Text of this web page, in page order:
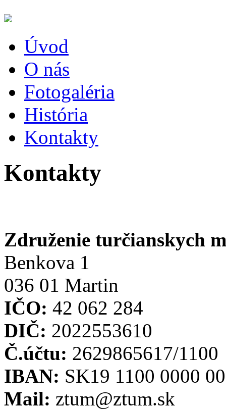
Úvod
O nás
Fotogaléria
História
Kontakty
Kontakty
Združenie turčianskych
Benkova 1
036 01 Martin
IČO: 42 062 284
DIČ: 2022553610
Č.účtu: 2629865617/1100
IBAN: SK19 1100 0000
Mail: ztum@ztum.sk